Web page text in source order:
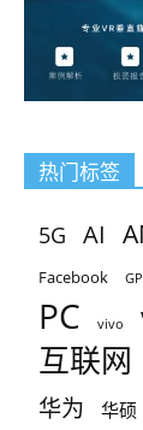
热门标签
5G AI
Facebook
PC vivo
互联网
华为 华硕